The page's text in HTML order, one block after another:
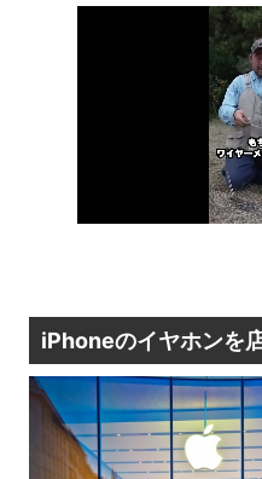
iPhoneのイヤホンを